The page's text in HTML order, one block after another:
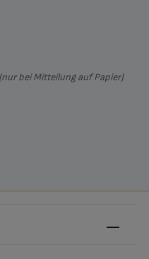
bei Mitteilung auf Papier)